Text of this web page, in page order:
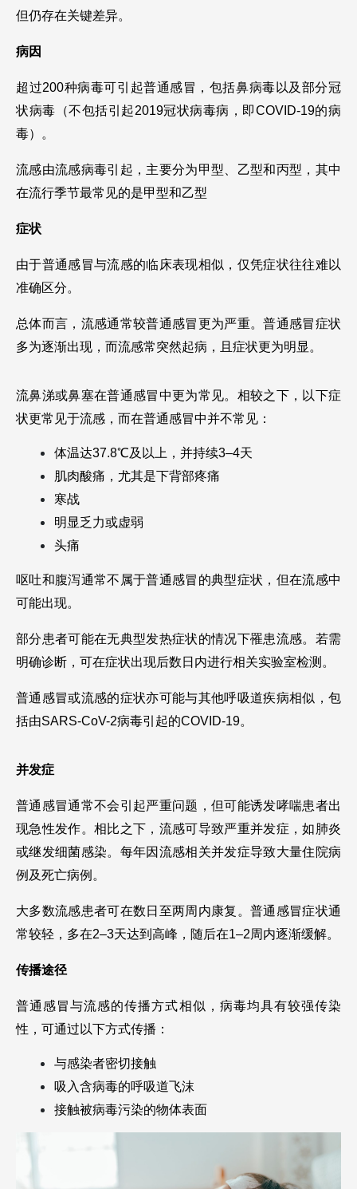
但仍存在关键差异。
病因
超过200种病毒可引起普通感冒，包括鼻病毒以及部分冠
状病毒（不包括引起2019冠状病毒病，即COVID-19的病
毒）。
流感由流感病毒引起，主要分为甲型、乙型和丙型，其中
在流行季节最常见的是甲型和乙型
症状
由于普通感冒与流感的临床表现相似，仅凭症状往往难以
准确区分。
总体而言，流感通常较普通感冒更为严重。普通感冒症状
多为逐渐出现，而流感常突然起病，且症状更为明显。
流鼻涕或鼻塞在普通感冒中更为常见。相较之下，以下症
状更常见于流感，而在普通感冒中并不常见：
体温达37.8℃及以上，并持续3–4天
肌肉酸痛，尤其是下背部疼痛
寒战
明显乏力或虚弱
头痛
呕吐和腹泻通常不属于普通感冒的典型症状，但在流感中
可能出现。
部分患者可能在无典型发热症状的情况下罹患流感。若需
明确诊断，可在症状出现后数日内进行相关实验室检测。
普通感冒或流感的症状亦可能与其他呼吸道疾病相似，包
括由SARS-CoV-2病毒引起的COVID-19。
并发症
普通感冒通常不会引起严重问题，但可能诱发哮喘患者出
现急性发作。相比之下，流感可导致严重并发症，如肺炎
或继发细菌感染。每年因流感相关并发症导致大量住院病
例及死亡病例。
大多数流感患者可在数日至两周内康复。普通感冒症状通
常较轻，多在2–3天达到高峰，随后在1–2周内逐渐缓解。
传播途径
普通感冒与流感的传播方式相似，病毒均具有较强传染
性，可通过以下方式传播：
与感染者密切接触
吸入含病毒的呼吸道飞沫
接触被病毒污染的物体表面